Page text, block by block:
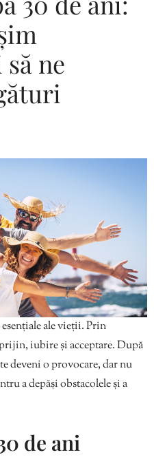
ne
ale vieții. Prin
iubire și acceptare. După
deveni o provocare, dar nu
a depăși obstacolele și a
de ani